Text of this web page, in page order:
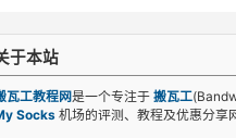
于本站
瓦工教程网是一个专注于 搬瓦工
Socks 机场的评测、教程及优惠分享